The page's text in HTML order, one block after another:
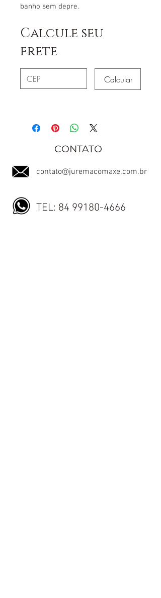
banho sem depre.
Calcule seu
frete
Calcular
CONTATO
contato@juremacomaxe.com.br
TEL: 84 99180-4666